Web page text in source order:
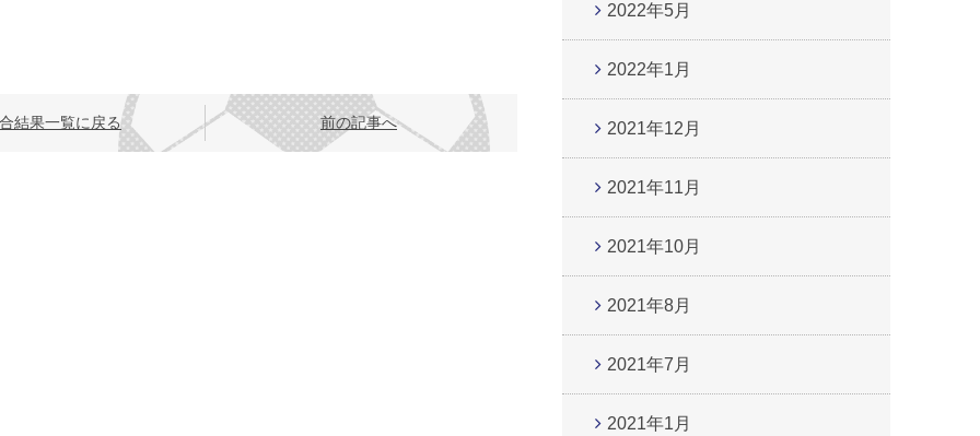
結果一覧に戻る 前の記事へ
2022年5月
2022年1月
2021年12月
2021年11月
2021年10月
2021年8月
2021年7月
2021年1月